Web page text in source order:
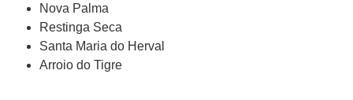
Nova Palma
Restinga Seca
Santa Maria do Herval
Arroio do Tigre